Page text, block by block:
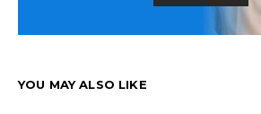
YOU MAY ALSO LIKE